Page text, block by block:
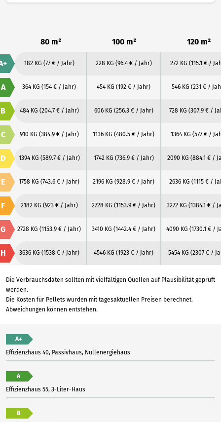
80 m² 100 m² 120 m²
182 KG (77 € / Jahr) 228 KG (96.4 € / Jahr) 272 KG (115.1 € /
A 364 KG (154 € / Jahr) 454 KG (192 € / Jahr) 546 KG (231 € /
B 484 KG (204.7 € / Jahr) 606 KG (256.3 € / Jahr) 728 KG (307.9 € /
C 910 KG (384.9 € / Jahr) 1136 KG (480.5 € / Jahr) 1364 KG (577 € /
D 1394 KG (589.7 € / Jahr) 1742 KG (736.9 € / Jahr) 2090 KG (884.1 € /
E 1758 KG (743.6 € / Jahr) 2196 KG (928.9 € / Jahr) 2636 KG (1115 € /
F 2182 KG (923 € / Jahr) 2728 KG (1153.9 € / Jahr) 3272 KG (1384.1 € /
G 2728 KG (1153.9 € / Jahr) 3410 KG (1442.4 € / Jahr) 4090 KG (1730.1 € /
H 3636 KG (1538 € / Jahr) 4546 KG (1923 € / Jahr) 5454 KG (2307 € /
Die Verbrauchsdaten sollten mit vielfältigen Quellen auf Plausibilität geprüft
werden.
Die Kosten für Pellets wurden mit tagesaktuellen Preisen berechnet.
Abweichungen können entstehen.
A+
Effizienzhaus 40, Passivhaus, Nullenergiehaus
A
Effizienzhaus 55, 3-Liter-Haus
B